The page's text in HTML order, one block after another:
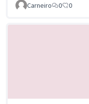
Carneiro 0 0